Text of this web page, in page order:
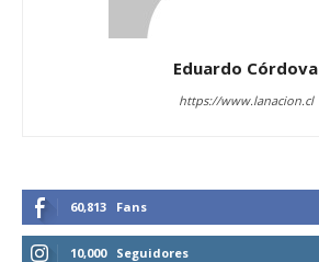
Eduardo Córdova
https://www.lanacion.cl
60,813 Fans
10,000 Seguidores